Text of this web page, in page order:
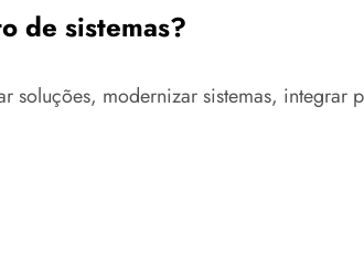
de sistemas?
modernizar sistemas, integrar